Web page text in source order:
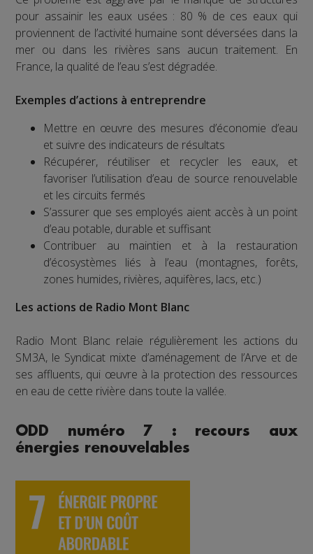
pour assainir les eaux usées : 80 % de ces eaux qui
proviennent de l’activité humaine sont déversées dans la
mer ou dans les rivières sans aucun traitement. En
France, la qualité de l’eau s’est dégradée.
Exemples d’actions à entreprendre
Mettre en œuvre des mesures d’économie d’eau
et suivre des indicateurs de résultats
Récupérer, réutiliser et recycler les eaux, et
favoriser l’utilisation d’eau de source renouvelable
et les circuits fermés
S’assurer que ses employés aient accès à un point
d’eau potable, durable et suffisant
Contribuer au maintien et à la restauration
d’écosystèmes liés à l’eau (montagnes, forêts,
zones humides, rivières, aquifères, lacs, etc.)
Les actions de Radio Mont Blanc
Radio Mont Blanc relaie régulièrement les actions du
SM3A, le Syndicat mixte d’aménagement de l’Arve et de
ses affluents, qui œuvre à la protection des ressources
en eau de cette rivière dans toute la vallée.
ODD numéro 7 : recours aux
énergies renouvelables